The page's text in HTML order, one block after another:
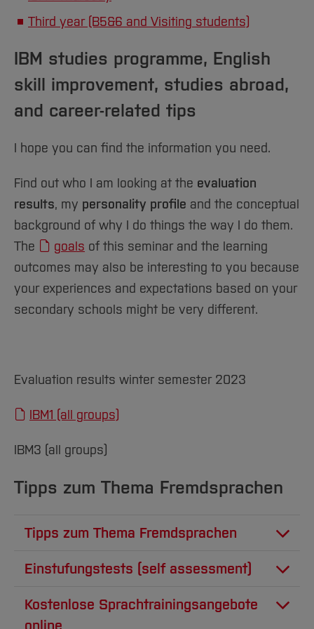
Arbeiten im FB G
Forschung und Projekte
International
Team
Service
Studiengänge
Studieninteressierte
Fachgruppen
Forschung und Entwicklung
International
Service
Amtliche Bekanntmachungen
Notfall-Infos
BO Shop
Gleichstellung
Diskriminierungsfreie Hochschule
Vertretungen
Wahlen
Hochschulbibliothek
International Office
Medienzentrum
qed-Stiftung
Third year (B5&6 and Visiting students)
IBM studies programme, English
skill improvement, studies abroad,
and career-related tips
I hope you can find the information you need.
Find out who I am looking at the evaluation
results, my personality profile and the conceptual
background of why I do things the way I do them.
The
goals of this seminar and the learning
outcomes may also be interesting to you because
your experiences and expectations based on your
secondary schools might be very different.
Evaluation results winter semester 2023
IBM1 (all groups)
IBM3 (all groups)
Tipps zum Thema Fremdsprachen
Tipps zum Thema Fremdsprachen
Sprachenlernen ist ein gelungenes Mix aus
Korrekturen große Defizite in der Erklärungs-,
Eleuterungs- oder Darstellungskompetenz.
Einstufungstests (self assessment)
Online Einstufungstests
Kostenlose Sprachtrainingsangebote
online